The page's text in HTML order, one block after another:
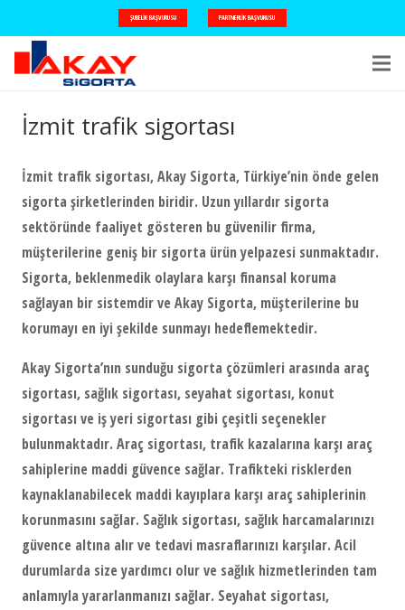
ŞUBELIK BAŞVURUSU PARTNERLIK BAŞVURUSU
İzmit trafik sigortası
İzmit trafik sigortası, Akay Sigorta, Türkiye’nin önde gelen
sigorta şirketlerinden biridir. Uzun yıllardır sigorta
sektöründe faaliyet gösteren bu güvenilir firma,
müşterilerine geniş bir sigorta ürün yelpazesi sunmaktadır.
Sigorta, beklenmedik olaylara karşı finansal koruma
sağlayan bir sistemdir ve Akay Sigorta, müşterilerine bu
korumayı en iyi şekilde sunmayı hedeflemektedir.
Akay Sigorta’nın sunduğu sigorta çözümleri arasında araç
sigortası, sağlık sigortası, seyahat sigortası, konut
sigortası ve iş yeri sigortası gibi çeşitli seçenekler
bulunmaktadır. Araç sigortası, trafik kazalarına karşı araç
sahiplerine maddi güvence sağlar. Trafikteki risklerden
kaynaklanabilecek maddi kayıplara karşı araç sahiplerinin
korunmasını sağlar. Sağlık sigortası, sağlık harcamalarınızı
güvence altına alır ve tedavi masraflarınızı karşılar. Acil
durumlarda size yardımcı olur ve sağlık hizmetlerinden tam
anlamıyla yararlanmanızı sağlar. Seyahat sigortası,